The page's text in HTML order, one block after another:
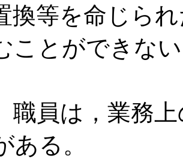
等を命じら
ことができな
員は，業務上
ある。